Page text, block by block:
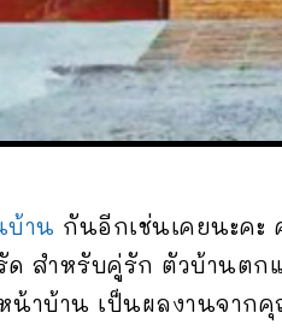
บ้าน กันอีกเช่นเคยนะคะ
สำหรับคู่รัก ตัวบ้านตก
น้าบ้าน เป็นผลงานจาก